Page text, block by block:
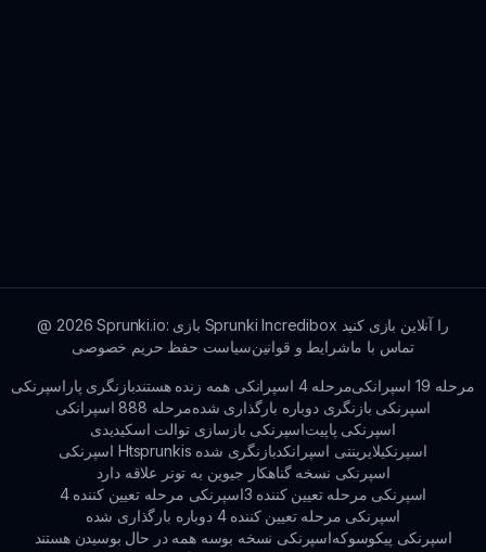
@ 2026
Sprunki.io: بازی Sprunki Incredibox را آنلاین بازی کنید
سیاست حفظ حریم خصوصیشرایط و قوانینتماس با ما
بازنگری پاراسپرنکی مرحله 4 اسپرانکی همه زنده هستند
مرحله 19 اسپرانکی
مرحله 888 اسپرانکیاسپرنکی بازنگری دوباره بارگذاری شده
اسپرنکی بازسازی توالت اسکیدیدیاسپرنکی پاپیت
اسپرنکی Htsprunkis بازنگری شدهاسپرنکیلایرینتی اسپرانکد
اسپرنکی نسخه گناهکار جیوین به تونر علاقه دارد
اسپرنکی مرحله تعیین کننده 4
اسپرنکی مرحله تعیین کننده 3
اسپرنکی مرحله تعیین کننده 4 دوباره بارگذاری شده
اسپرنکی نسخه بوسه همه در حال بوسیدن هستنداسپرنکی پیکوسوکه